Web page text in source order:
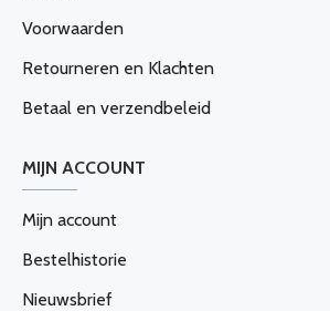
Voorwaarden
Retourneren en Klachten
Betaal en verzendbeleid
MIJN ACCOUNT
Mijn account
Bestelhistorie
Nieuwsbrief